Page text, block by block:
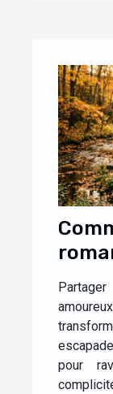
dans
pour